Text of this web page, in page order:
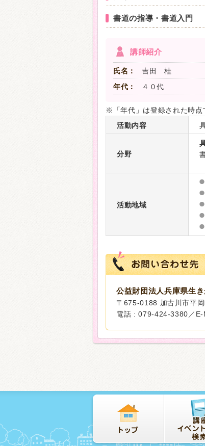
書道の指導・書道入門
講師紹介
氏名：
吉田 桂
年代：
４０代
※「年代」は登録された時点
活動内容
分野
活動地域
公益財団法人兵庫県生
〒675-0188 加古川市平
電話 : 079-424-3380／E-